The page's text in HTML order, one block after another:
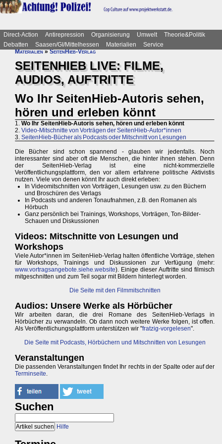
Direct-Action Antirepression Organisierung Umwelt
Theorie&Politik
Debatten
Saasen/GI/Mittelhessen Materialien
Service
Materialien»SeitenHieb-Verlag
SEITENHIEB LIVE: FILME,
AUDIOS, AUFTRITTE
Wo Ihr SeitenHieb-Autoris sehen,
hören und erleben könnt
1. Wo Ihr SeitenHieb-Autoris sehen, hören und erleben könnt
2. Video-Mitschnitte von Vorträgen der SeitenHieb-Autor*innen
3. SeitenHieb-Bücher als Podcasts oder Mitschnitt von Lesungen
Die Bücher sind schon spannend - glauben wir jedenfalls. Noch
interessanter sind aber oft die Menschen, die hinter ihnen stehen. Denn
der SeitenHieb-Verlag ist eine nicht-kommerzielle
Veröffentlichungsplattform, den vor allem erfahrene politische Aktivistis
nutzen. Viele von denen könnt Ihr auch direkt erleben:
In Videomitschnitten von Vorträgen, Lesungen usw. zu den Büchern
und Broschüren des Verlags
In Podcasts und anderen Tonaufnahmen, z.B. den Romanen als
Hörbuch
Ganz persönlich bei Trainings, Workshops, Vorträgen, Ton-Bilder-
Schauen und Diskussionen
Videos: Mitschnitte von Lesungen und
Workshops
Viele Autor*innen im SeitenHieb-Verlag halten öffentliche Vorträge, stehen
für Workshops, Trainings und Diskussionen zur Verfügung (mehr:
www.vortragsangebote.siehe.website). Einige dieser Auftritte sind filmisch
mitgeschnitten und zum Teil sogar mit Bildern hinterlegt worden.
Die Seite mit den Filmmitschnitten
Audios: Unsere Werke als Hörbücher
Wir arbeiten daran, die drei Romane des SeitenHieb-Verlags in
Hörbücher zu verwandeln. Ob dann noch weitere Werke folgen, ist offen.
Als Veröffentlichungsplattform unterstützen wir "fratzig-vorgelesen".
Die Seite mit Podcasts, Hörbüchern und Mitschnitten von Lesungen
Veranstaltungen
Die passenden Veranstaltungen findet Ihr rechts in der Spalte oder auf der
Terminseite.
Suchen
Hilfe